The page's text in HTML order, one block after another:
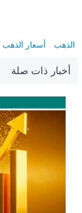
الذهب أسعار الذهب
أخبار ذات صلة